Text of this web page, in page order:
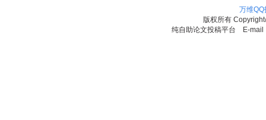
万维
版权所有
纯自助论文投稿平台 E-mail